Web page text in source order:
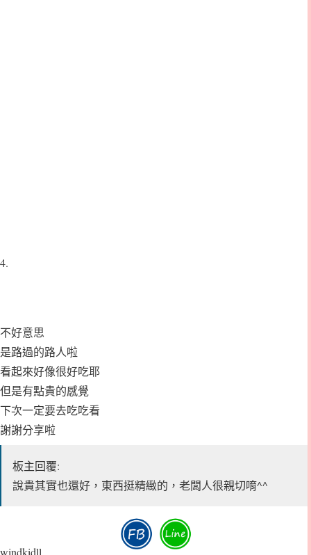
4.
不好意思
是路過的路人啦
看起來好像很好吃耶
但是有點貴的感覺
下次一定要去吃吃看
謝謝分享啦
板主回覆:
說貴其實也還好，東西挺精緻的，老闆人很親切唷^^
windkidll